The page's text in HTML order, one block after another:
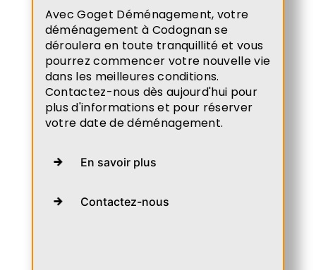
Avec Goget Déménagement, votre
déménagement à Codognan se
déroulera en toute tranquillité et vous
pourrez commencer votre nouvelle vie
dans les meilleures conditions.
Contactez-nous dès aujourd'hui pour
plus d'informations et pour réserver
votre date de déménagement.
En savoir plus
Contactez-nous